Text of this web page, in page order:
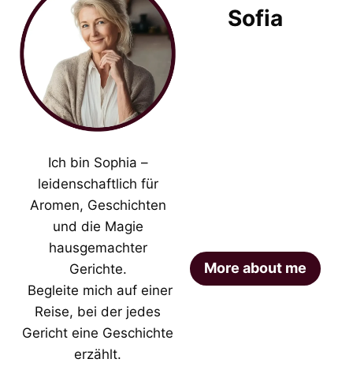
Sofia
Ich bin Sophia –
leidenschaftlich für
Aromen, Geschichten
und die Magie
hausgemachter
Gerichte.
Begleite mich auf einer
Reise, bei der jedes
Gericht eine Geschichte
erzählt.
More about me